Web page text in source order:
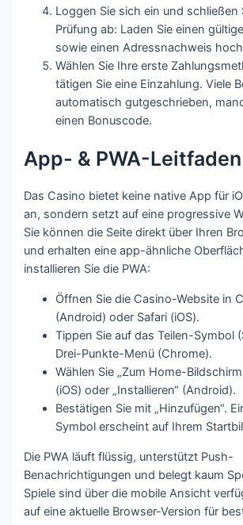
Loggen Sie sich ein und schließen
Prüfung ab: Laden Sie einen
sowie einen Adressnachweis
Wählen Sie Ihre erste
tätigen Sie eine Einzahlung. Viele
automatisch gutgeschrieben,
einen Bonuscode.
App- & PWA-Leitfaden
Das Casino bietet keine native App für
an, sondern setzt auf eine progressive
Sie können die Seite direkt über Ihren
und erhalten eine app-ähnliche
installieren Sie die PWA:
Öffnen Sie die Casino-Website in
(Android) oder Safari (iOS).
Tippen Sie auf das Teilen-Symbol
Drei-Punkte-Menü (Chrome).
Wählen Sie „Zum Home-
(iOS) oder „Installieren“ (Android).
Bestätigen Sie mit „Hinzufügen“.
Symbol erscheint auf Ihrem
Die PWA läuft flüssig, unterstützt Push-
Benachrichtigungen und belegt kaum
Spiele sind über die mobile Ansicht
auf eine aktuelle Browser-Version für